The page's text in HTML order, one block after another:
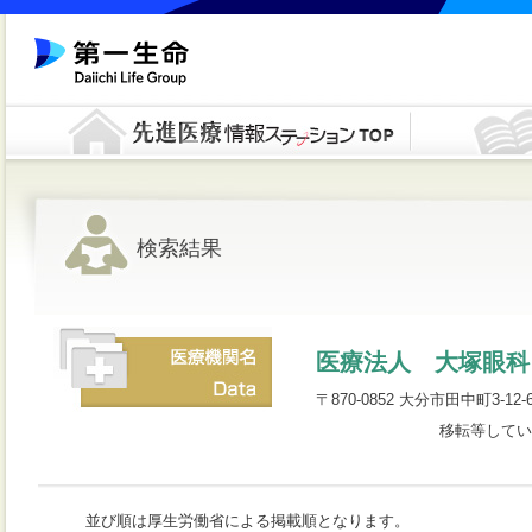
検索結果
医療法人 大塚眼科
〒870-0852 大分市田中町3-12-
移転等して
並び順は厚生労働省による掲載順となります。